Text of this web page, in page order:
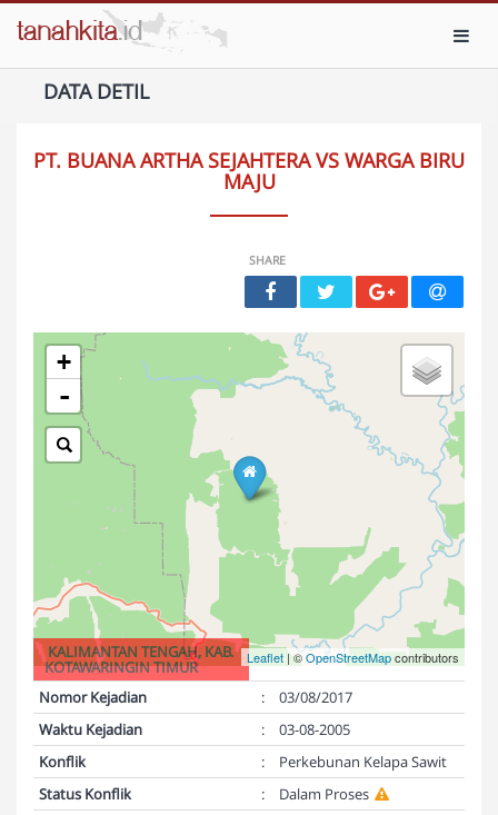
DATA DETIL
PT. BUANA ARTHA SEJAHTERA VS WARGA BIRU
MAJU
SHARE
+
-
Leaflet | ©OpenStreetMapcontributors
KALIMANTAN TENGAH, KAB.
KOTAWARINGIN TIMUR
Nomor Kejadian
:
03/08/2017
Waktu Kejadian
:
03-08-2005
Konflik
:
Perkebunan Kelapa Sawit
Status Konflik
:
Dalam Proses